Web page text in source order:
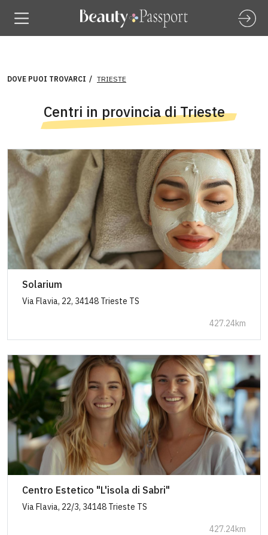
DOVE PUOI TROVARCI TRIESTE
Centri in provincia di Trieste
Solarium
Via Flavia, 22, 34148 Trieste TS
427.24km
Centro Estetico "L'isola di Sabri"
Via Flavia, 22/3, 34148 Trieste TS
427.24km